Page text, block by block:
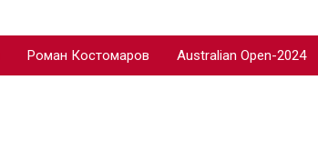
Роман Костомаров Australian Open-2024